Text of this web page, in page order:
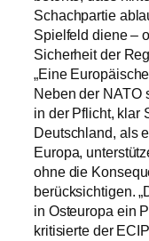
Schachpartie
Spielfeld diene –
Sicherheit der
„Eine
Neben der NATO
in der Pflicht, klar
Deutschland, als
Europa,
ohne die
berücksichtigen.
in Osteuropa ein
kritisierte der